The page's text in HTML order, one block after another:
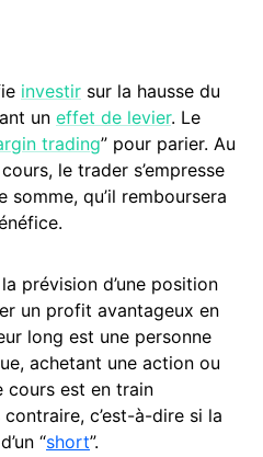
investir sur la hausse du
un effet de levier. Le
trading” pour parier. Au
le trader s’empresse
somme, qu’il remboursera
prévision d’une position
un profit avantageux en
long est une personne
achetant une action ou
cours est en train
contraire, c’est-à-dire si la
“short”.